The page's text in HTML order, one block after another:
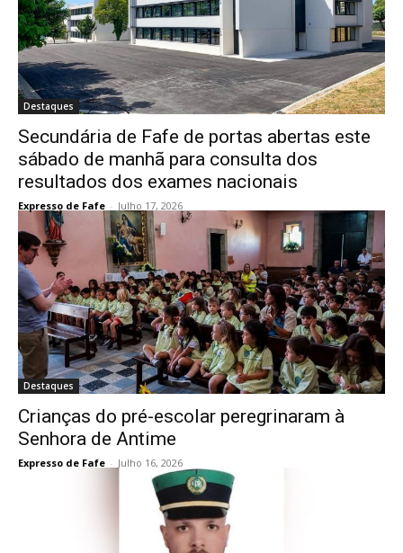
Destaques
Secundária de Fafe de portas abertas este
sábado de manhã para consulta dos
resultados dos exames nacionais
Expresso de Fafe - Julho 17, 2026
Destaques
Crianças do pré-escolar peregrinaram à
Senhora de Antime
Expresso de Fafe - Julho 16, 2026